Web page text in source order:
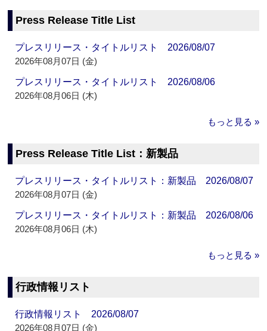
Press Release Title List
プレスリリース・タイトルリスト 2026/08/07
2026年08月07日 (金)
プレスリリース・タイトルリスト 2026/08/06
2026年08月06日 (木)
もっと見る »
Press Release Title List：新製品
プレスリリース・タイトルリスト：新製品 2026/08/07
2026年08月07日 (金)
プレスリリース・タイトルリスト：新製品 2026/08/06
2026年08月06日 (木)
もっと見る »
行政情報リスト
行政情報リスト 2026/08/07
2026年08月07日 (金)